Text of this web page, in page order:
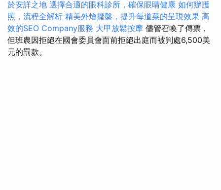
於安詳之地 選擇合適的眼科診所，確保眼睛健康 如何辦護
照，流程全解析 精美外燴擺盤，提升每道菜的呈現效果 高
效的SEO Company服務 大甲放鬆按摩 儘管召喚了傳票，
但班農因拒絕在國會委員會面前拒絕出庭而被判處6,500美
元的罰款。